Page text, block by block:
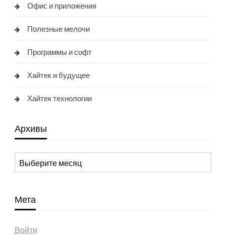
Офис и приложения
Полезные мелочи
Программы и софт
Хайтек и будущее
Хайтек технологии
Архивы
Архивы
Мета
Войти